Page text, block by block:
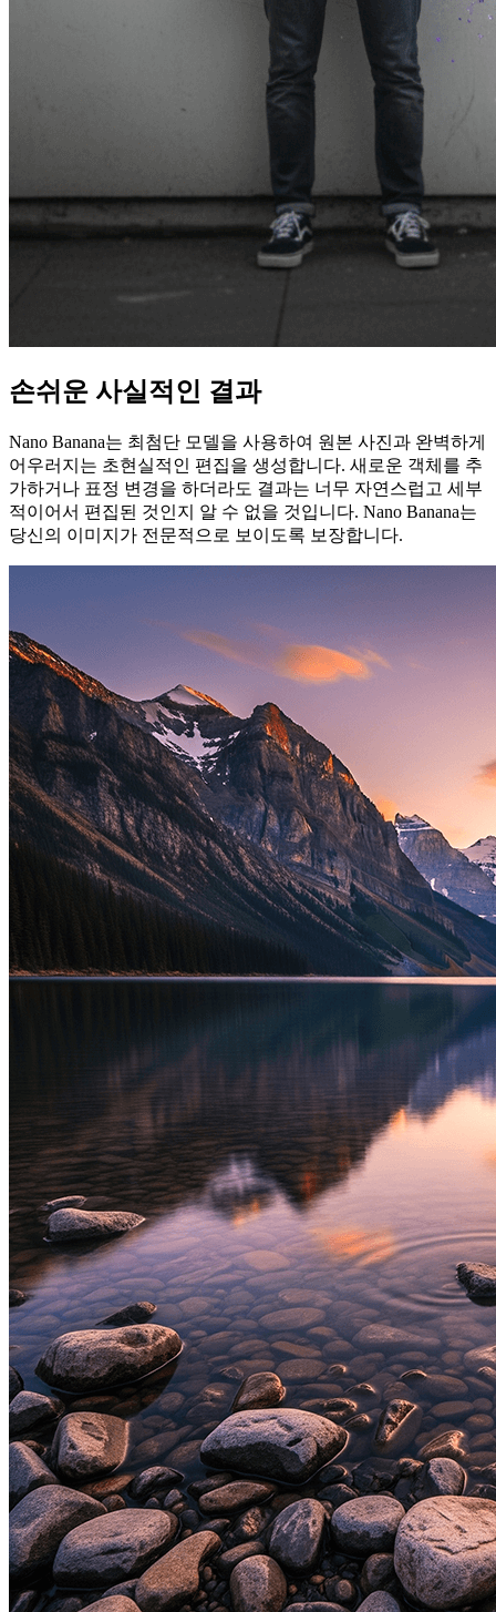
손쉬운 사실적인 결과
Nano Banana는 최첨단 모델을 사용하여 원본 사진과 완벽하게
어우러지는 초현실적인 편집을 생성합니다. 새로운 객체를 추
가하거나 표정 변경을 하더라도 결과는 너무 자연스럽고 세부
적이어서 편집된 것인지 알 수 없을 것입니다. Nano Banana는
당신의 이미지가 전문적으로 보이도록 보장합니다.